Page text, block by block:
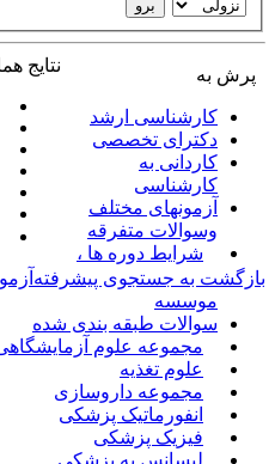
نتايج
بازگشت به جستجوی پیشرفته
پرش به
کارشناسی ارشد
دکترای تخصصی
کاردانی به
کارشناسی
آزمونهای مختلف
وسوالات متفرقه
شرایط دوره ها ،
موسسه
سوالات طبقه بندی شده
مجموعه علوم
علوم تغذیه
مجموعه داروسازی
انفورماتیک پزشکی
فیزیک پزشکی